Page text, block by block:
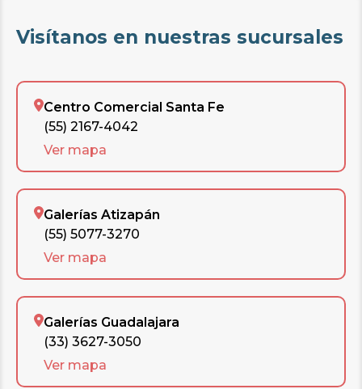
Visítanos en nuestras sucursales
Centro Comercial Santa Fe
(55) 2167-4042
Ver mapa
Galerías Atizapán
(55) 5077-3270
Ver mapa
Galerías Guadalajara
(33) 3627-3050
Ver mapa